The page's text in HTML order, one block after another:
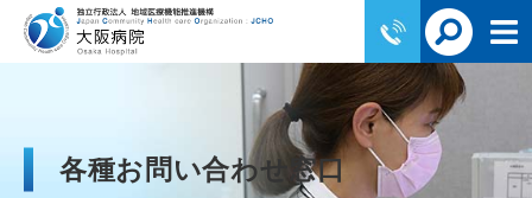
各種お問い合わせ窓口